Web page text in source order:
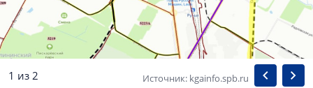
1 из 2 Источник: kgainfo.spb.ru